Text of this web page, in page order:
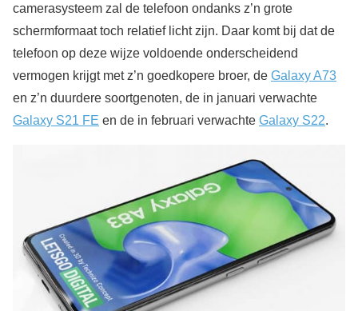
camerasysteem zal de telefoon ondanks z’n grote
schermformaat toch relatief licht zijn. Daar komt bij dat de
telefoon op deze wijze voldoende onderscheidend
vermogen krijgt met z’n goedkopere broer, de Galaxy A73
en z’n duurdere soortgenoten, de in januari verwachte
Galaxy S21 FE en de in februari verwachte Galaxy S22.